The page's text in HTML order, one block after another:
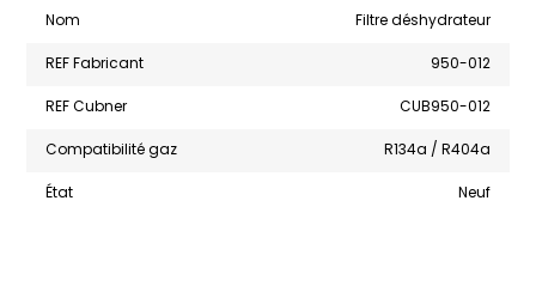
Nom
Filtre déshydrateur
REF Fabricant
950-012
REF Cubner
CUB950-012
Compatibilité gaz
R134a / R404a
État
Neuf